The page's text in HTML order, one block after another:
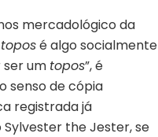
mercadológico da
toposé algo socialmente
um topos”, é
senso de cópia
registrada já
the Jester, se